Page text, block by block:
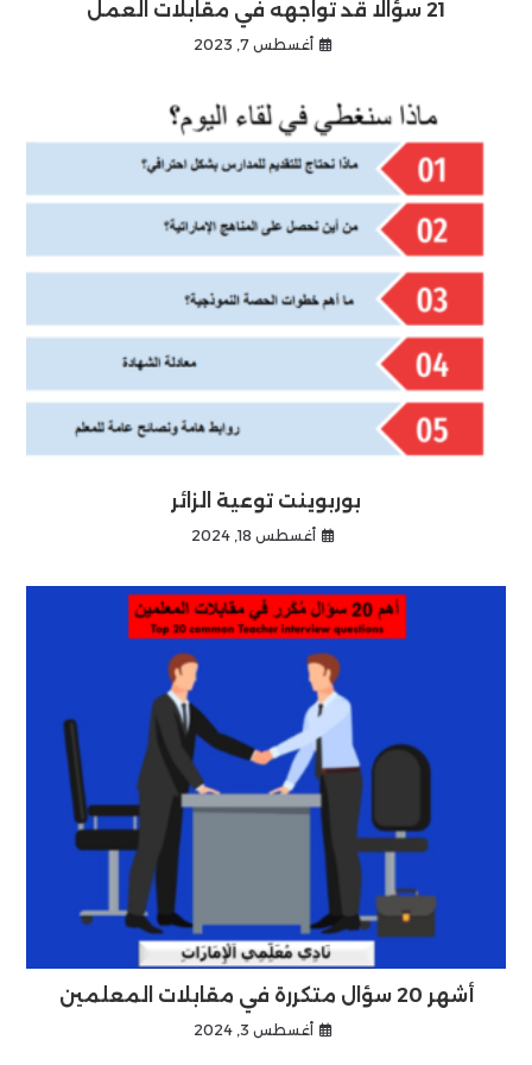
21 سؤالا قد تواجهه في مقابلات العمل
أغسطس 7, 2023
بوربوينت توعية الزائر
أغسطس 18, 2024
أشهر 20 سؤال متكررة في مقابلات المعلمين
أغسطس 3, 2024